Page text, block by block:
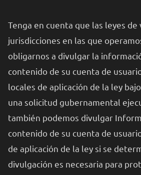
Tenga en cuenta que las leyes de
jurisdicciones en las que
obligarnos a divulgar la
contenido de su cuenta de
locales de aplicación de la ley
una solicitud gubernamental
también podemos divulgar
contenido de su cuenta de
de aplicación de la ley si se
divulgación es necesaria para